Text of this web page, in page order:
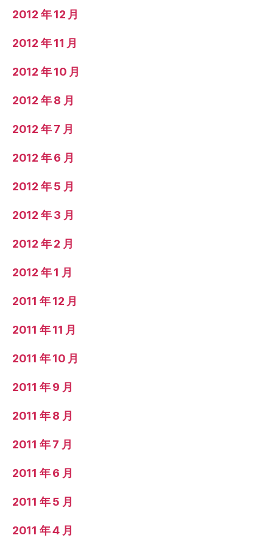
2012 年 12 月
2012 年 11 月
2012 年 10 月
2012 年 8 月
2012 年 7 月
2012 年 6 月
2012 年 5 月
2012 年 3 月
2012 年 2 月
2012 年 1 月
2011 年 12 月
2011 年 11 月
2011 年 10 月
2011 年 9 月
2011 年 8 月
2011 年 7 月
2011 年 6 月
2011 年 5 月
2011 年 4 月